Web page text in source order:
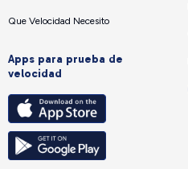
Que Velocidad Necesito
Apps para prueba de
velocidad